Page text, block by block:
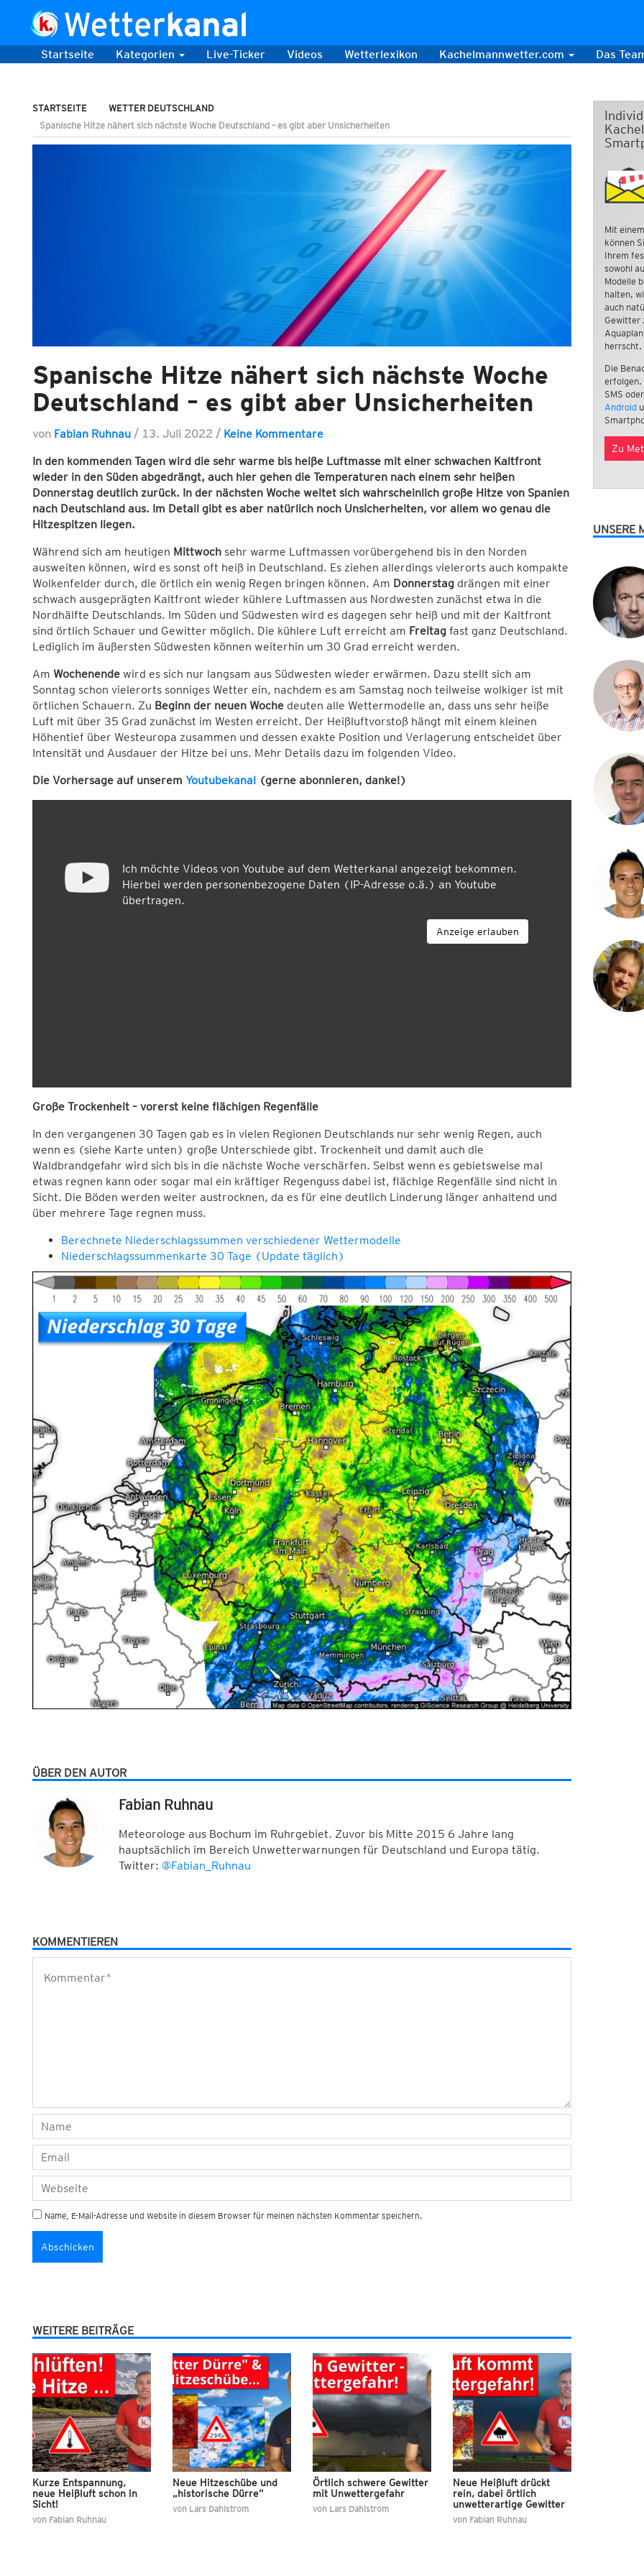
Startseite Kategorien Live-Ticker Videos Wetterlexikon Kachelmannwetter.com Das
STARTSEITE
WETTER DEUTSCHLAND
Spanische Hitze nähert sich nächste Woche Deutschland – es gibt aber Unsicherheiten
Spanische Hitze nähert sich nächste Woche
Deutschland – es gibt aber Unsicherheiten
von Fabian Ruhnau / 13. Juli 2022 / Keine Kommentare
In den kommenden Tagen wird die sehr warme bis heiße Luftmasse mit einer schwachen Kaltfront
wieder in den Süden abgedrängt, auch hier gehen die Temperaturen nach einem sehr heißen
Donnerstag deutlich zurück. In der nächsten Woche weitet sich wahrscheinlich große Hitze von Spanien
nach Deutschland aus. Im Detail gibt es aber natürlich noch Unsicherheiten, vor allem wo genau die
Hitzespitzen liegen.
Während sich am heutigen Mittwoch sehr warme Luftmassen vorübergehend bis in den Norden
ausweiten können, wird es sonst oft heiß in Deutschland. Es ziehen allerdings vielerorts auch kompakte
Wolkenfelder durch, die örtlich ein wenig Regen bringen können. Am Donnerstag drängen mit einer
schwach ausgeprägten Kaltfront wieder kühlere Luftmassen aus Nordwesten zunächst etwa in die
Nordhälfte Deutschlands. Im Süden und Südwesten wird es dagegen sehr heiß und mit der Kaltfront
sind örtlich Schauer und Gewitter möglich. Die kühlere Luft erreicht am Freitag fast ganz Deutschland.
Lediglich im äußersten Südwesten können weiterhin um 30 Grad erreicht werden.
Am Wochenende wird es sich nur langsam aus Südwesten wieder erwärmen. Dazu stellt sich am
Sonntag schon vielerorts sonniges Wetter ein, nachdem es am Samstag noch teilweise wolkiger ist mit
örtlichen Schauern. Zu Beginn der neuen Wochedeuten alle Wettermodelle an, dass uns sehr heiße
Luft mit über 35 Grad zunächst im Westen erreicht. Der Heißluftvorstoß hängt mit einem kleinen
Höhentief über Westeuropa zusammen und dessen exakte Position und Verlagerung entscheidet über
Intensität und Ausdauer der Hitze bei uns. Mehr Details dazu im folgenden Video.
Die Vorhersage auf unserem Youtubekanal (gerne abonnieren, danke!)
Ich möchte Videos von Youtube auf dem Wetterkanal angezeigt bekommen.
Hierbei werden personenbezogene Daten (IP-Adresse o.ä.) an Youtube
übertragen.
Anzeige erlauben
Große Trockenheit – vorerst keine flächigen Regenfälle
In den vergangenen 30 Tagen gab es in vielen Regionen Deutschlands nur sehr wenig Regen, auch
wenn es (siehe Karte unten) große Unterschiede gibt. Trockenheit und damit auch die
Waldbrandgefahr wird sich bis in die nächste Woche verschärfen. Selbst wenn es gebietsweise mal
etwas regnen kann oder sogar mal ein kräftiger Regenguss dabei ist, flächige Regenfälle sind nicht in
Sicht. Die Böden werden weiter austrocknen, da es für eine deutlich Linderung länger anhaltend und
über mehrere Tage regnen muss.
Berechnete Niederschlagssummen verschiedener Wettermodelle
Niederschlagssummenkarte 30 Tage (Update täglich)
ÜBER DEN AUTOR
Fabian Ruhnau
Meteorologe aus Bochum im Ruhrgebiet. Zuvor bis Mitte 2015 6 Jahre lang
hauptsächlich im Bereich Unwetterwarnungen für Deutschland und Europa tätig.
Twitter: @Fabian_Ruhnau
KOMMENTIEREN
Name, E-Mail-Adresse und Website in diesem Browser für meinen nächsten Kommentar speichern.
WEITERE BEITRÄGE
Kurze Entspannung,
neue Heißluft schon in
Sicht!
von Fabian Ruhnau
Neue Hitzeschübe und
„historische Dürre“
von Lars Dahlstrom
Örtlich schwere Gewitter
mit Unwettergefahr
von Lars Dahlstrom
Neue Heißluft drückt
rein, dabei örtlich
unwetterartige Gewitter
von Fabian Ruhnau
Mit
können
Ihrem
sowohl
Modelle
halten,
auch
Gewitter
herrscht.
Die
erfolgen.
SMS
Android
Zu
UNSERE